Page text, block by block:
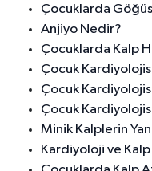
Çocuklarda
Anjiyo Nedir?
Çocuklarda Kalp
Çocuk
Çocuk
Çocuk
Minik Kalplerin
Kardiyoloji ve Kalp